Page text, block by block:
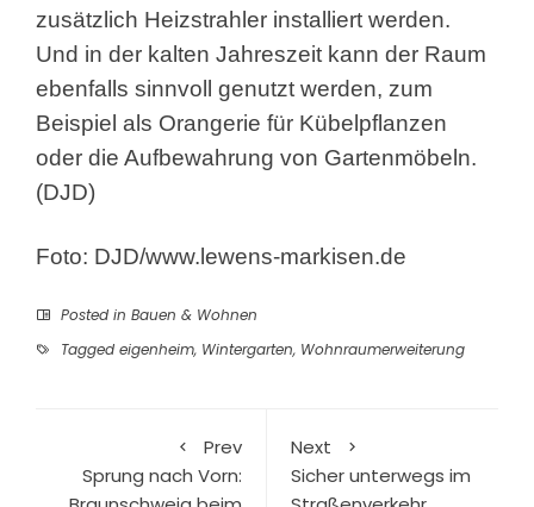
zusätzlich Heizstrahler installiert werden.
Und in der kalten Jahreszeit kann der Raum
ebenfalls sinnvoll genutzt werden, zum
Beispiel als Orangerie für Kübelpflanzen
oder die Aufbewahrung von Gartenmöbeln.
(DJD)
Foto: DJD/www.lewens-markisen.de
Posted in Bauen & Wohnen
Tagged eigenheim, Wintergarten, Wohnraumerweiterung
Prev
Sprung nach Vorn:
Next
Sicher unterwegs im